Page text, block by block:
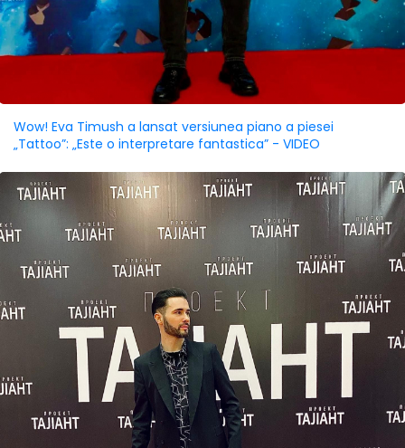
Wow! Eva Timush a lansat versiunea piano a piesei
„Tattoo”: „Este o interpretare fantastica” - VIDEO